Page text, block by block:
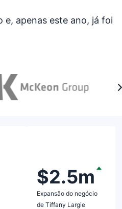
e, apenas este ano, já foi
Expansão do negócio
de Tiffany Largie
$2.5m